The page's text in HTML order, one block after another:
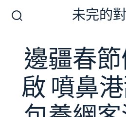
切
換
開
關
未完的
邊疆春
啟 噴鼻